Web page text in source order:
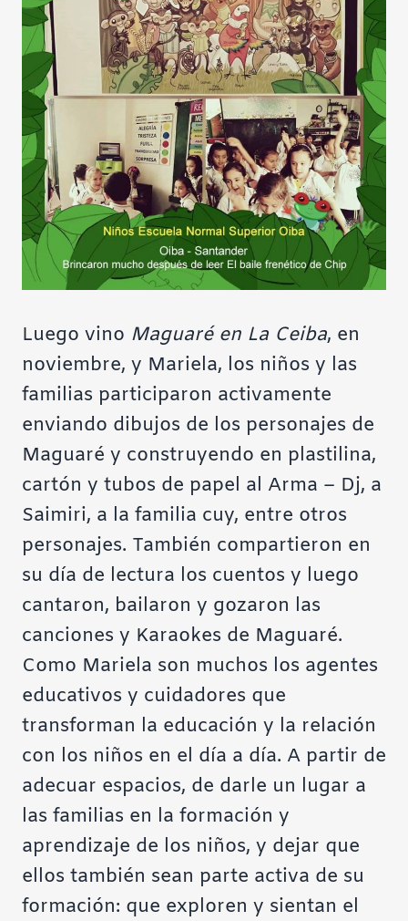
Luego vino Maguaré en La Ceiba, en
noviembre, y Mariela, los niños y las
familias participaron activamente
enviando dibujos de los personajes de
Maguaré y construyendo en plastilina,
cartón y tubos de papel al Arma – Dj, a
Saimiri, a la familia cuy, entre otros
personajes. También compartieron en
su día de lectura los cuentos y luego
cantaron, bailaron y gozaron las
canciones y Karaokes de Maguaré.
Como Mariela son muchos los agentes
educativos y cuidadores que
transforman la educación y la relación
con los niños en el día a día. A partir de
adecuar espacios, de darle un lugar a
las familias en la formación y
aprendizaje de los niños, y dejar que
ellos también sean parte activa de su
formación: que exploren y sientan el